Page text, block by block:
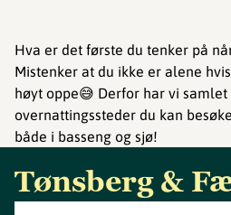
Hva er det første du tenker på
Mistenker at du ikke er alene
høyt oppe😅 Derfor har vi
overnattingssteder du kan
både i basseng og sjø!
Tønsberg &